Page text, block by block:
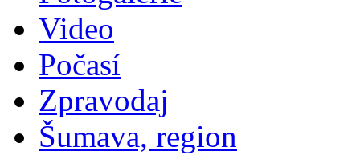
Video
Počasí
Zpravodaj
Šumava, region